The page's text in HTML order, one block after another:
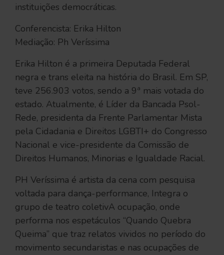
instituições democráticas.
Conferencista: Erika Hilton
Mediação: Ph Veríssima
Erika Hilton é a primeira Deputada Federal
negra e trans eleita na história do Brasil. Em SP,
teve 256.903 votos, sendo a 9ª mais votada do
estado. Atualmente, é Líder da Bancada Psol-
Rede, presidenta da Frente Parlamentar Mista
pela Cidadania e Direitos LGBTI+ do Congresso
Nacional e vice-presidente da Comissão de
Direitos Humanos, Minorias e Igualdade Racial.
PH Veríssima é artista da cena com pesquisa
voltada para dança-performance, Integra o
grupo de teatro coletivA ocupação, onde
performa nos espetáculos “Quando Quebra
Queima” que traz relatos vividos no período do
movimento secundaristas e nas ocupações de